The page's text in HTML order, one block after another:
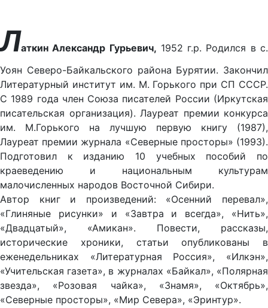
Латкин Александр Гурьевич, 1952 г.р. Родился в с.
Уоян Северо-Байкальского района Бурятии. Закончил
Литературный институт им. М. Горького при СП СССР.
С 1989 года член Союза писателей России (Иркутская
писательская организация). Лауреат премии конкурса
им. М.Горького на лучшую первую книгу (1987),
Лауреат премии журнала «Северные просторы» (1993).
Подготовил к изданию 10 учебных пособий по
краеведению и национальным культурам
малочисленных народов Восточной Сибири.
Автор книг и произведений: «Осенний перевал»,
«Глиняные рисунки» и «Завтра и всегда», «Нить»,
«Двадцатый», «Амикан». Повести, рассказы,
исторические хроники, статьи опубликованы в
еженедельниках «Литературная Россия», «Илкэн»,
«Учительская газета», в журналах «Байкал», «Полярная
звезда», «Розовая чайка», «Знамя», «Октябрь»,
«Северные просторы», «Мир Севера», «Эринтур».